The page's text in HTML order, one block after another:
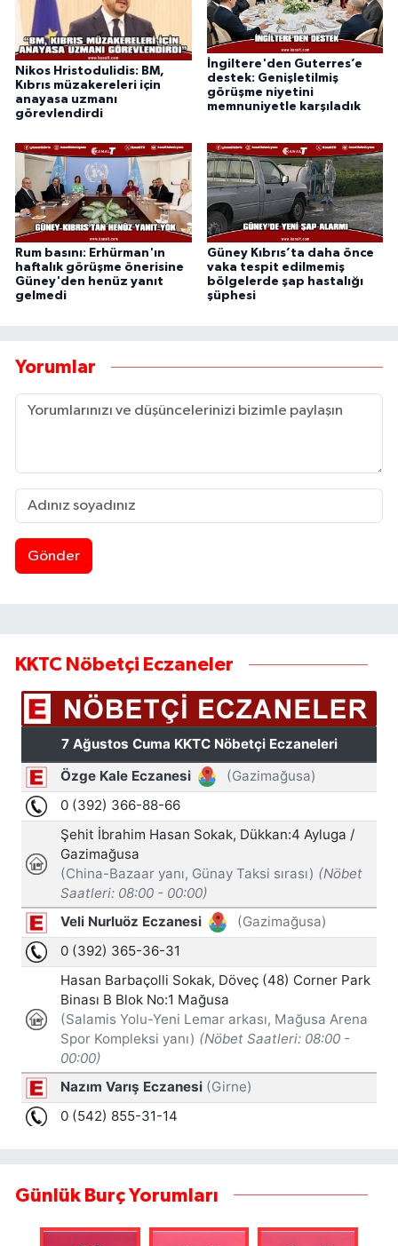
Nikos Hristodulidis: BM,
Kıbrıs müzakereleri için
anayasa uzmanı
görevlendirdi
İngiltere'den Guterres’e
destek: Genişletilmiş
görüşme niyetini
memnuniyetle karşıladık
Rum basını: Erhürman'ın
haftalık görüşme önerisine
Güney'den henüz yanıt
gelmedi
Güney Kıbrıs’ta daha önce
vaka tespit edilmemiş
bölgelerde şap hastalığı
şüphesi
Yorumlar
Gönder
KKTC Nöbetçi Eczaneler
Günlük Burç Yorumları